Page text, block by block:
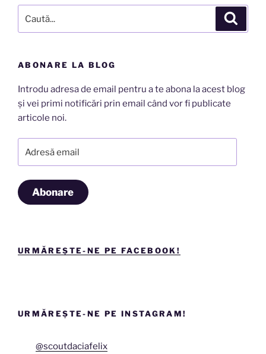
după:
ABONARE LA BLOG
Introdu adresa de email pentru a te abona la acest blog
și vei primi notificări prin email când vor fi publicate
articole noi.
Abonare
URMĂREȘTE-NE PE FACEBOOK!
URMĂREȘTE-NE PE INSTAGRAM!
@scoutdaciafelix